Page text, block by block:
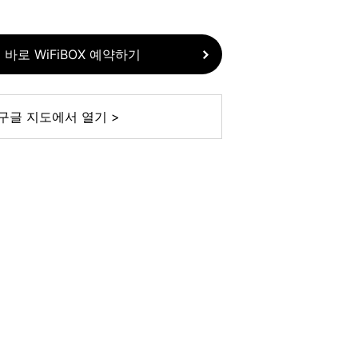
바로 WiFiBOX 예약하기
글 지도에서 열기 >